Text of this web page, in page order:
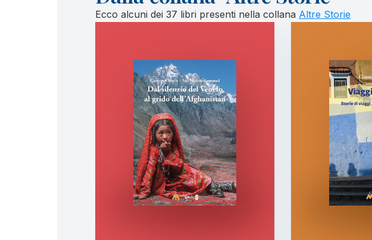
Ecco alcuni dei 37 libri presenti nella collana Altre Storie